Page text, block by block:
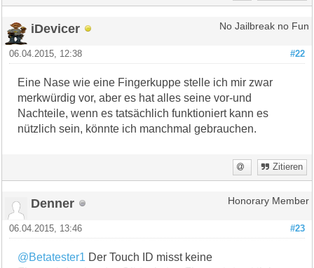
iDevicer No Jailbreak no Fun
#22
06.04.2015, 12:38
Eine Nase wie eine Fingerkuppe stelle ich mir zwar
merkwürdig vor, aber es hat alles seine vor-und
Nachteile, wenn es tatsächlich funktioniert kann es
nützlich sein, könnte ich manchmal gebrauchen.
Zitieren
Denner Honorary Member
#23
06.04.2015, 13:46
@Betatester1 Der Touch ID misst keine